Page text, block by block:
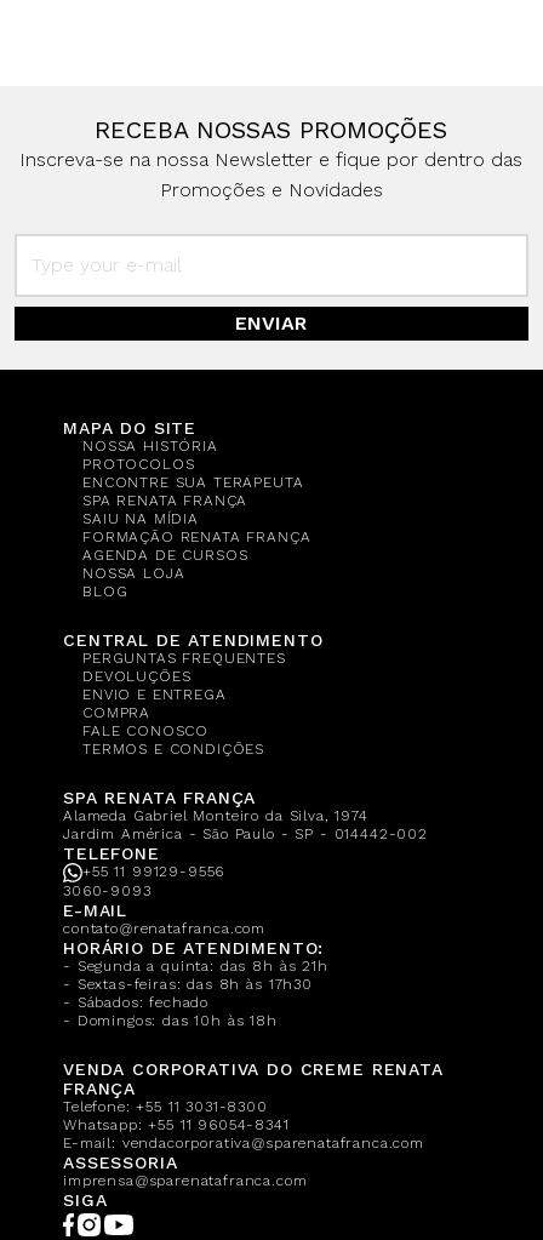
RECEBA NOSSAS PROMOÇÕES
Inscreva-se na nossa Newsletter e fique por dentro das
Promoções e Novidades
ENVIAR
MAPA DO SITE
NOSSA HISTÓRIA
PROTOCOLOS
ENCONTRE SUA TERAPEUTA
SPA RENATA FRANÇA
SAIU NA MÍDIA
FORMAÇÃO RENATA FRANÇA
AGENDA DE CURSOS
NOSSA LOJA
BLOG
CENTRAL DE ATENDIMENTO
PERGUNTAS FREQUENTES
DEVOLUÇÕES
ENVIO E ENTREGA
COMPRA
FALE CONOSCO
TERMOS E CONDIÇÕES
SPA RENATA FRANÇA
Alameda Gabriel Monteiro da Silva, 1974
Jardim América - São Paulo - SP - 014442-002
TELEFONE
+55 11 99129-9556
3060-9093
E-MAIL
contato@renatafranca.com
HORÁRIO DE ATENDIMENTO:
- Segunda a quinta: das 8h às 21h
- Sextas-feiras: das 8h às 17h30
- Sábados: fechado
- Domingos: das 10h às 18h
VENDA CORPORATIVA DO CREME RENATA
FRANÇA
Telefone:+55 11 3031-8300
Whatsapp:+55 11 96054-8341
E-mail: vendacorporativa@sparenatafranca.com
ASSESSORIA
imprensa@sparenatafranca.com
SIGA